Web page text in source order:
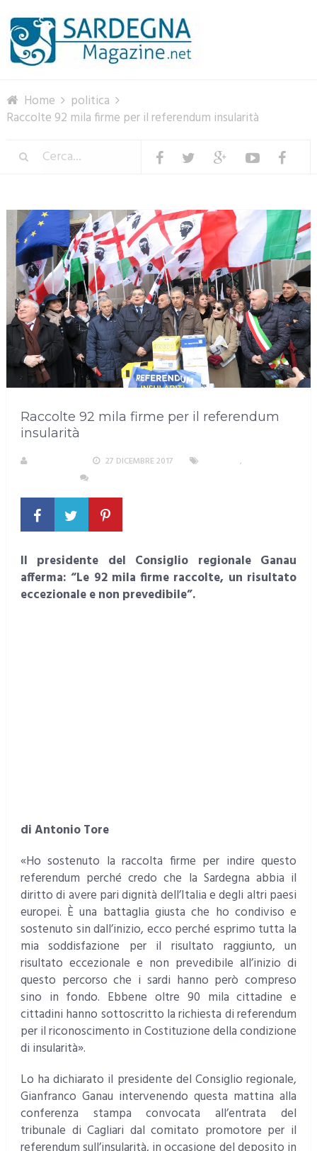
Home
politica
Raccolte 92 mila firme per il referendum insularità
Raccolte 92 mila firme per il referendum
insularità
27 DICEMBRE 2017
,
Il presidente del Consiglio regionale Ganau
afferma: “Le 92 mila firme raccolte, un risultato
eccezionale e non prevedibile”.
di Antonio Tore
«Ho sostenuto la raccolta firme per indire questo
referendum perché credo che la Sardegna abbia il
diritto di avere pari dignità dell’Italia e degli altri paesi
europei. È una battaglia giusta che ho condiviso e
sostenuto sin dall’inizio, ecco perché esprimo tutta la
mia soddisfazione per il risultato raggiunto, un
risultato eccezionale e non prevedibile all’inizio di
questo percorso che i sardi hanno però compreso
sino in fondo. Ebbene oltre 90 mila cittadine e
cittadini hanno sottoscritto la richiesta di referendum
per il riconoscimento in Costituzione della condizione
di insularità».
Lo ha dichiarato il presidente del Consiglio regionale,
Gianfranco Ganau intervenendo questa mattina alla
conferenza stampa convocata all’entrata del
tribunale di Cagliari dal comitato promotore per il